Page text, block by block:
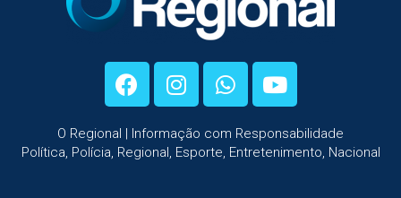
O Regional | Informação com Responsabilidade
Política, Polícia, Regional, Esporte, Entretenimento, Nacional